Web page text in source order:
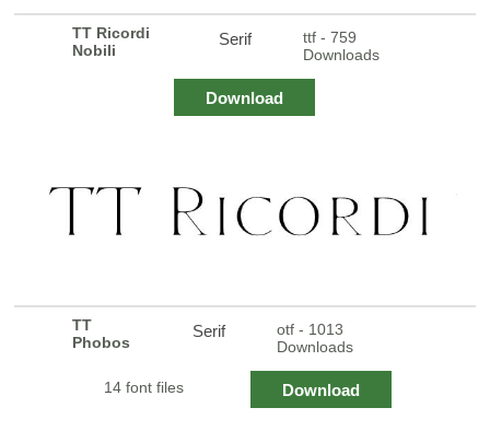
TT Ricordi
Nobili
Serif
ttf - 759
Downloads
Download
TT
Phobos
Serif
otf - 1013
Downloads
14 font files Download